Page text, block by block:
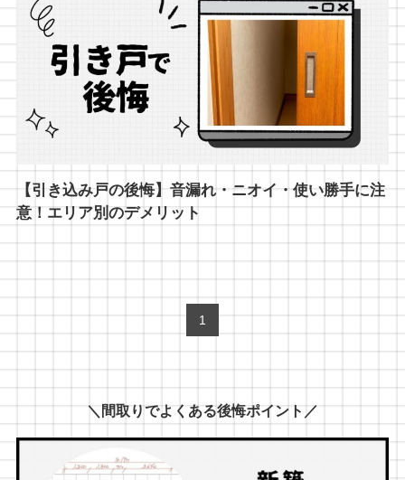
【引き込み戸の後悔】音漏れ・ニオイ・使い勝手に注
意！エリア別のデメリット
1
＼間取りでよくある後悔ポイント／